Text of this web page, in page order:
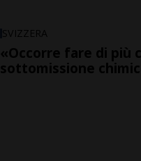
SVIZZERA
«Occorre fare di più
sottomissione